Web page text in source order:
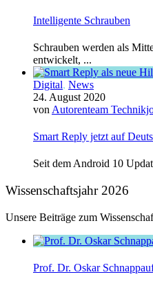
Intelligente Schrauben
Schrauben werden als
entwickelt, ...
Digital, News
24. August 2020
von Autorenteam
Smart Reply jetzt auf
Seit dem Android 10
Wissenschaftsjahr 2026
Unsere Beiträge zum
Prof. Dr. Oskar